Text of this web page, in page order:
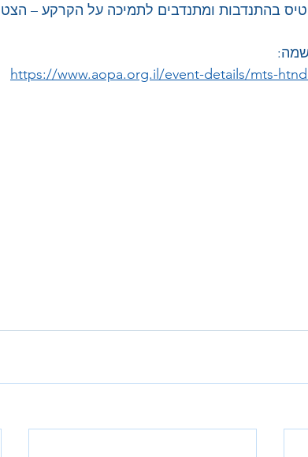
בהתנדבות ומתנדבים לתמיכה על הקרקע –
https://www.aopa.org.il/event-details/mts-